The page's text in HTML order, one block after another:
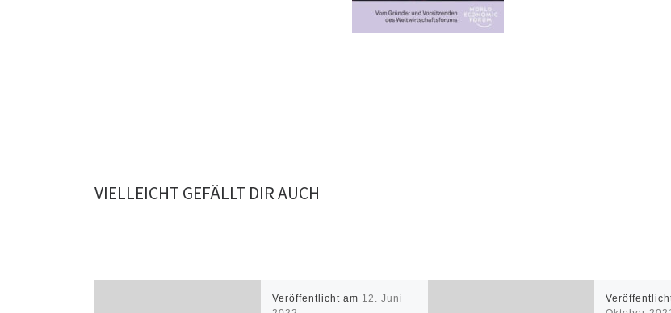
VIELLEICHT GEFÄLLT DIR AUCH
Veröffentlicht am 12. Juni